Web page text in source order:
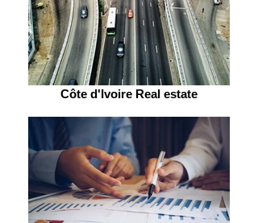
Côte d'Ivoire Real estate